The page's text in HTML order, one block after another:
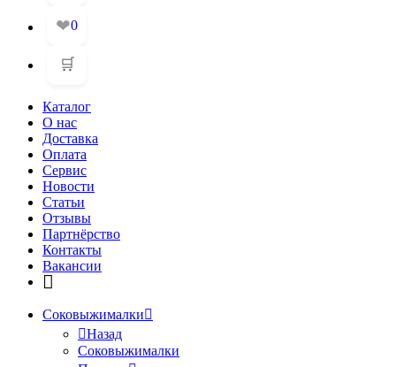
❤0
🛒
Каталог
О нас
Доставка
Оплата
Сервис
Новости
Статьи
Отзывы
Партнёрство
Контакты
Вакансии
Соковыжималки
Назад
Соковыжималки